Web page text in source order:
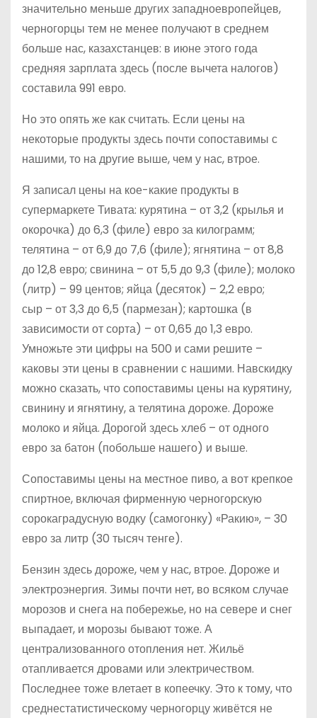
значительно меньше других западноевропейцев,
черногорцы тем не менее получают в среднем
больше нас, казахстанцев: в июне этого года
средняя зарплата здесь (после вычета налогов)
составила 991 евро.
Но это опять же как считать. Если цены на
некоторые продукты здесь почти сопоставимы с
нашими, то на другие выше, чем у нас, втрое.
Я записал цены на кое-какие продукты в
супермаркете Тивата: курятина – от 3,2 (крылья и
окорочка) до 6,3 (филе) евро за килограмм;
телятина – от 6,9 до 7,6 (филе); ягнятина – от 8,8
до 12,8 евро; свинина – от 5,5 до 9,3 (филе); молоко
(литр) – 99 центов; яйца (десяток) – 2,2 евро;
сыр – от 3,3 до 6,5 (пармезан); картошка (в
зависимости от сорта) – от 0,65 до 1,3 евро.
Умножьте эти цифры на 500 и сами решите –
каковы эти цены в сравнении с нашими. Навскидку
можно сказать, что сопоставимы цены на курятину,
свинину и ягнятину, а телятина дороже. Дороже
молоко и яйца. Дорогой здесь хлеб – от одного
евро за батон (побольше нашего) и выше.
Сопоставимы цены на местное пиво, а вот крепкое
спиртное, включая фирменную черногорскую
сорокаградусную водку (самогонку) «Ракию», – 30
евро за литр (30 тысяч тенге).
Бензин здесь дороже, чем у нас, втрое. Дороже и
электроэнергия. Зимы почти нет, во всяком случае
морозов и снега на побережье, но на севере и снег
выпадает, и морозы бывают тоже. А
централизованного отопления нет. Жильё
отапливается дровами или электричеством.
Последнее тоже влетает в копеечку. Это к тому, что
среднестатистическому черногорцу живётся не